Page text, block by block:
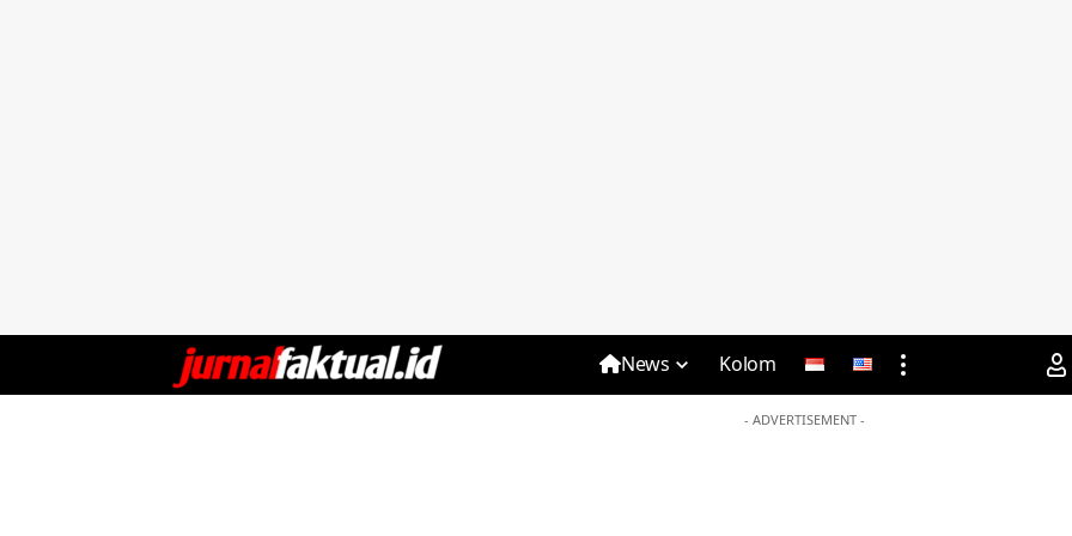
News Kolom
- ADVERTISEMENT -